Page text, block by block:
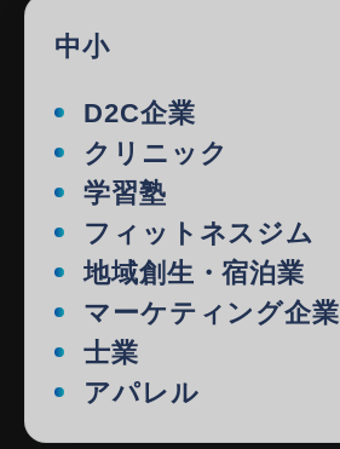
中小
D2C企業
クリニック
学習塾
フィットネスジム
地域創生・宿泊業
マーケティング企業
士業
アパレル